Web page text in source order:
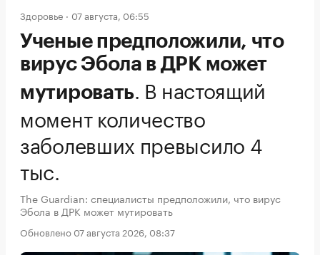
Здоровье 07 августа, 06:55
Ученые предположили, что
вирус Эбола в ДРК может
мутировать. В настоящий
момент количество
заболевших превысило 4
тыс.
The Guardian: специалисты предположили, что вирус
Эбола в ДРК может мутировать
Обновлено 07 августа 2026, 08:37